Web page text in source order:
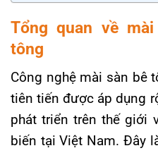
Tổng quan về
tông
Công nghệ mài sàn bê
tiên tiến được áp dụng
phát triển trên thế giới
biến tại Việt Nam. Đây